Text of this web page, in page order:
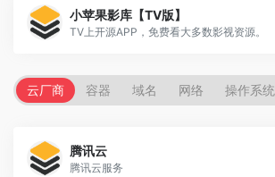
小苹果影库【TV版】
TV上开源APP，免费看大多数影视资源。
云厂商 容器 域名 网络 操作系统
腾讯云
腾讯云服务